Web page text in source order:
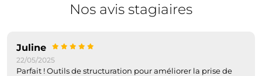
Nos avis stagiaires
Juline
22/05/2025
Parfait ! Outils de structuration pour améliorer la prise de